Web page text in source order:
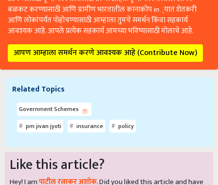
बळकट करण्यासाठी आणि ग्रामीण भारतातील कानाकोप in्यात शेतकरी
आणि लोकांपर्यंत पोहोचण्यासाठी आम्हाला तुमचे समर्थन किंवा सहकार्य
आवश्यक आहे. आपले प्रत्येक सहकार्य आमच्या भविष्यासाठी मोलाचे आहे.
आपण आम्हाला समर्थन करणे आवश्यक आहे (Contribute Now)
Related Topics
Government Schemes
pm jivan jyoti
insurance policy
Like this article?
Hey! I amपाटील रत्नाकर अशोक. Did you liked this article and have